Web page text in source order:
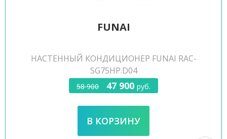
FUNAI
НАСТЕННЫЙ КОНДИЦИОНЕР FUNAI RAC-
SG75HP.D04
58 900 47 900 руб.